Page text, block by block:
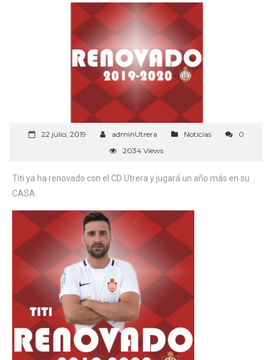
22 julio, 2019 adminUtrera Noticias
0
2034 Views
Titi ya ha renovado con el CD Utrera y jugará un año más en su
CASA.